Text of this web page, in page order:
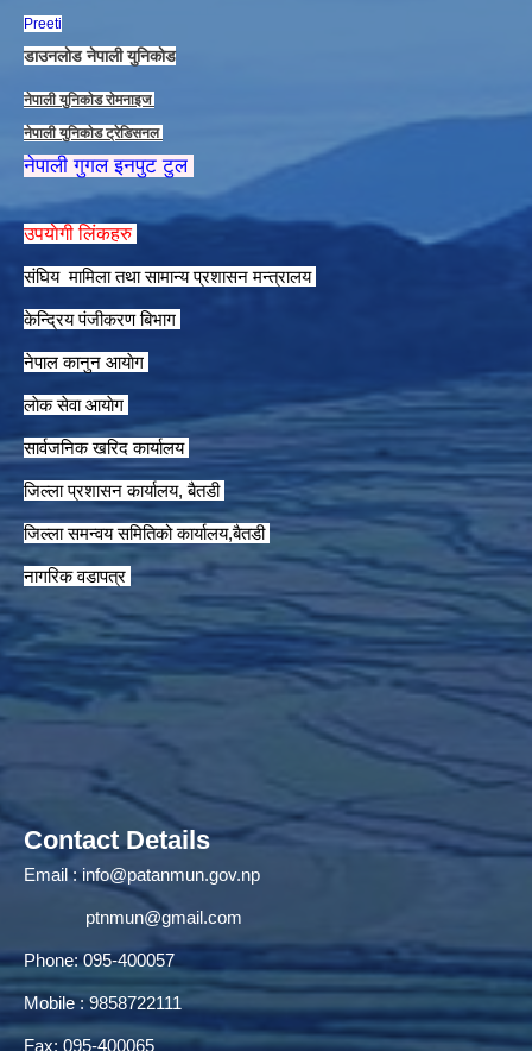
Preeti
डाउनलाेड नेपाली युनिकाेड
नेपाली युनिकाेड राेमनाइज
नेपाली युनिकाेड ट्रेडिसनल
नेपाली गुगल इनपुट टुल
उपयाेगी लिंकहरु
संघिय मामिला तथा सामान्य प्रशासन मन्त्रालय
केन्द्रिय पंजीकरण बिभाग
नेपाल कानुन आयाेग
लाेक सेवा आयाेग
सार्वजनिक खरिद कार्यालय
जिल्ला प्रशासन कार्यालय, बैतडी
जिल्ला समन्वय समितिको कार्यालय,बैतडी
नागरिक वडापत्र
Contact Details
Email :info@patanmun.gov.np
ptnmun@gmail.com
Phone: 095-400057
Mobile : 9858722111
Fax: 095-400065